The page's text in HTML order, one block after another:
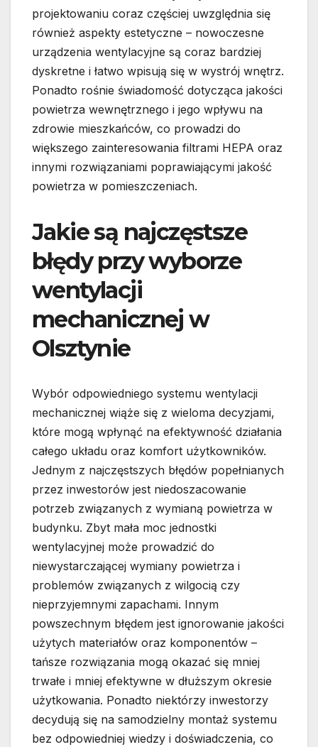
projektowaniu coraz częściej uwzględnia się
również aspekty estetyczne – nowoczesne
urządzenia wentylacyjne są coraz bardziej
dyskretne i łatwo wpisują się w wystrój wnętrz.
Ponadto rośnie świadomość dotycząca jakości
powietrza wewnętrznego i jego wpływu na
zdrowie mieszkańców, co prowadzi do
większego zainteresowania filtrami HEPA oraz
innymi rozwiązaniami poprawiającymi jakość
powietrza w pomieszczeniach.
Jakie są najczęstsze
błędy przy wyborze
wentylacji
mechanicznej w
Olsztynie
Wybór odpowiedniego systemu wentylacji
mechanicznej wiąże się z wieloma decyzjami,
które mogą wpłynąć na efektywność działania
całego układu oraz komfort użytkowników.
Jednym z najczęstszych błędów popełnianych
przez inwestorów jest niedoszacowanie
potrzeb związanych z wymianą powietrza w
budynku. Zbyt mała moc jednostki
wentylacyjnej może prowadzić do
niewystarczającej wymiany powietrza i
problemów związanych z wilgocią czy
nieprzyjemnymi zapachami. Innym
powszechnym błędem jest ignorowanie jakości
użytych materiałów oraz komponentów –
tańsze rozwiązania mogą okazać się mniej
trwałe i mniej efektywne w dłuższym okresie
użytkowania. Ponadto niektórzy inwestorzy
decydują się na samodzielny montaż systemu
bez odpowiedniej wiedzy i doświadczenia, co